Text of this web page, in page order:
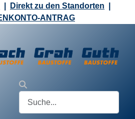
Direkt zu den Standorten
ANTRAG